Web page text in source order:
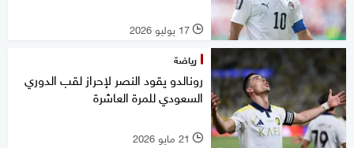
l 17 يوليو 2026
رياضة
رونالدو يقود النصر لإحراز لقب الدوري
السعودي للمرة العاشرة
l 21 مايو 2026